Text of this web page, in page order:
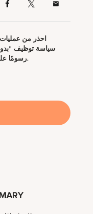
احذر من
سياسة توظيف
رسومًا على المتقدم كجزء من عملية التقديم.